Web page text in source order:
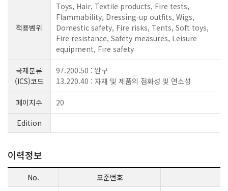
적용범위
Toys, Hair, Textile products, Fire tests,
Flammability, Dressing-up outfits, Wigs,
Domestic safety, Fire risks, Tents, Soft toys,
Fire resistance, Safety measures, Leisure
equipment, Fire safety
국제분류
(ICS)코드
97.200.50 : 완구
13.220.40 : 자재 및 제품의 점화성 및 연소성
페이지수
20
Edition
이력정보
No. 표준번호